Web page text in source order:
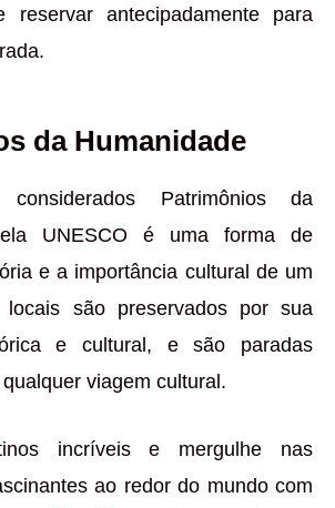
reservar antecipadamente para
da Humanidade
Patrimônios da
UNESCO é uma forma de
e a importância cultural de um
locais são preservados por sua
e cultural, e são paradas
viagem cultural.
incríveis e mergulhe nas
ao redor do mundo com